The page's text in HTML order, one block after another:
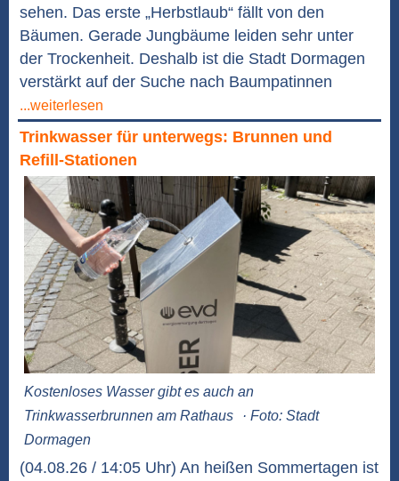
sehen. Das erste „Herbstlaub“ fällt von den
Bäumen. Gerade Jungbäume leiden sehr unter
der Trockenheit. Deshalb ist die Stadt Dormagen
verstärkt auf der Suche nach Baumpatinnen
...weiterlesen
Trinkwasser für unterwegs: Brunnen und
Refill-Stationen
Kostenloses Wasser gibt es auch an
Trinkwasserbrunnen am Rathaus
· Foto: Stadt
Dormagen
(04.08.26 / 14:05 Uhr) An heißen Sommertagen ist